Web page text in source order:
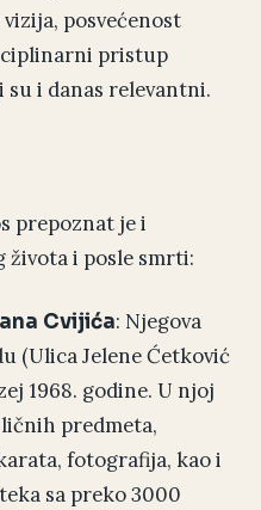
posvećenost
pristup
i danas relevantni.
prepoznat je i
života i posle smrti:
Cvijića: Njegova
(Ulica Jelene Ćetković
1968. godine. U njoj
predmeta,
fotografija, kao i
sa preko 3000